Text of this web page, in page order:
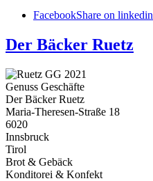
FacebookShare on linkedin
Der Bäcker Ruetz
Genuss Geschäfte
Der Bäcker Ruetz
Maria-Theresen-Straße 18
6020
Innsbruck
Tirol
Brot & Gebäck
Konditorei & Konfekt